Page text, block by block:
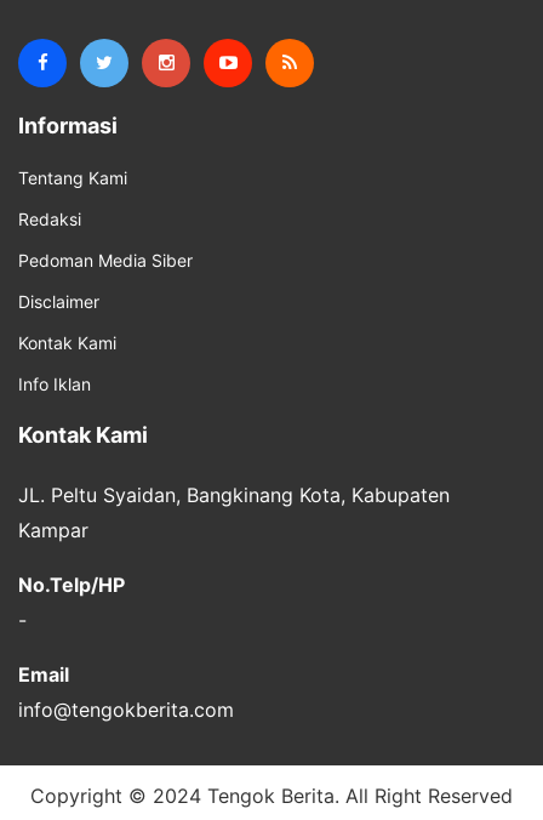
Informasi
Tentang Kami
Redaksi
Pedoman Media Siber
Disclaimer
Kontak Kami
Info Iklan
Kontak Kami
JL. Peltu Syaidan, Bangkinang Kota, Kabupaten
Kampar
No.Telp/HP
-
Email
info@tengokberita.com
Copyright © 2024 Tengok Berita. All Right Reserved